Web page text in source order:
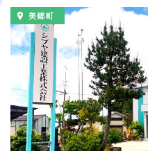
美郷町